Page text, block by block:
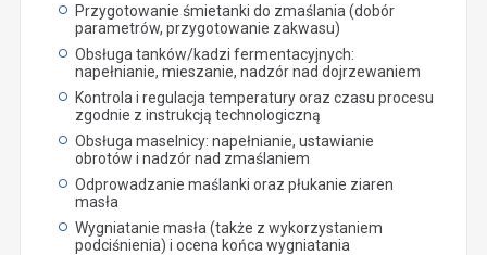
Przygotowanie śmietanki do zmaślania (dobór
parametrów, przygotowanie zakwasu)
Obsługa tanków/kadzi fermentacyjnych:
napełnianie, mieszanie, nadzór nad dojrzewaniem
Kontrola i regulacja temperatury oraz czasu procesu
zgodnie z instrukcją technologiczną
Obsługa maselnicy: napełnianie, ustawianie
obrotów i nadzór nad zmaślaniem
Odprowadzanie maślanki oraz płukanie ziaren
masła
Wygniatanie masła (także z wykorzystaniem
podciśnienia) i ocena końca wygniatania